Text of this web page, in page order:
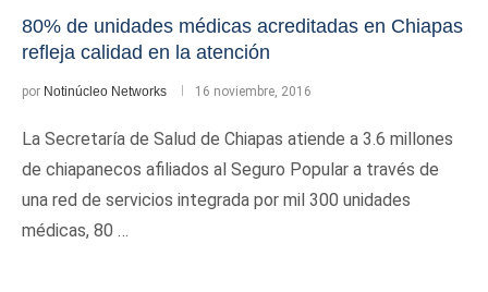
80% de unidades médicas acreditadas en Chiapas
refleja calidad en la atención
por Notinúcleo Networks 16 noviembre, 2016
La Secretaría de Salud de Chiapas atiende a 3.6 millones
de chiapanecos afiliados al Seguro Popular a través de
una red de servicios integrada por mil 300 unidades
médicas, 80 …